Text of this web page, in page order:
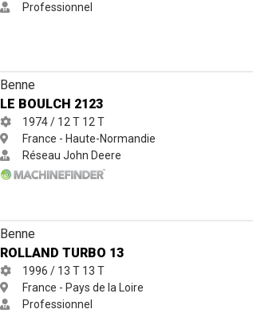
Professionnel
Benne
LE BOULCH 2123
1974 / 12 T 12 T
France - Haute-Normandie
Réseau John Deere
Benne
ROLLAND TURBO 13
1996 / 13 T 13 T
France - Pays de la Loire
Professionnel